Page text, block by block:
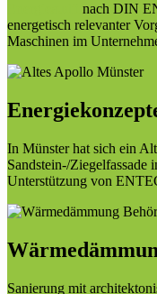
nach DIN
energetisch relevanter
Maschinen im
In Münster hat sich ein
Sandstein-/Ziegelfassade
Unterstützung von
Sanierung mit